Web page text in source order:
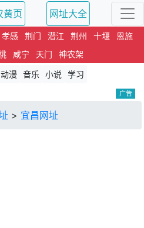
黄页 网址大全
孝感 荆门 潜江 荆州 十堰
恩施
咸宁 天门
神农架
动漫 音乐 小说 学习
广告
> 宜昌网址